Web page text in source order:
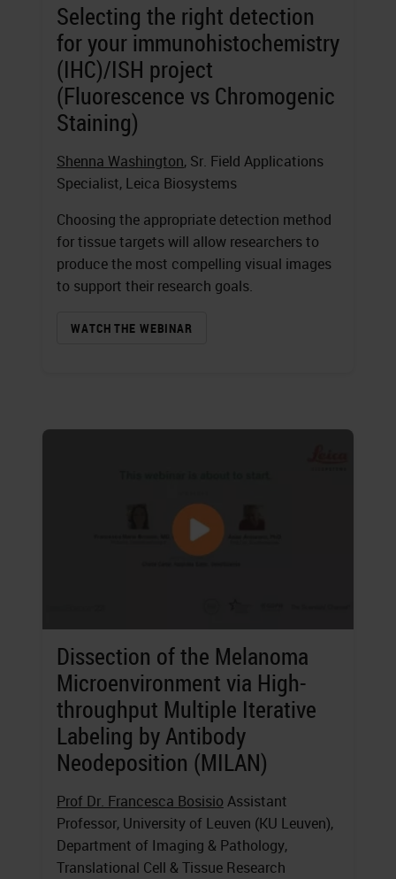
Selecting the right detection
for your immunohistochemistry
(IHC)/ISH project
(Fluorescence vs Chromogenic
Staining)
Shenna Washington, Sr. Field Applications
Specialist, Leica Biosystems
Choosing the appropriate detection method
for tissue targets will allow researchers to
produce the most compelling visual images
to support their research goals.
WATCH THE WEBINAR
Dissection of the Melanoma
Microenvironment via High-
throughput Multiple Iterative
Labeling by Antibody
Neodeposition (MILAN)
Prof Dr. Francesca Bosisio Assistant
Professor, University of Leuven (KU Leuven),
Department of Imaging & Pathology,
Translational Cell & Tissue Research